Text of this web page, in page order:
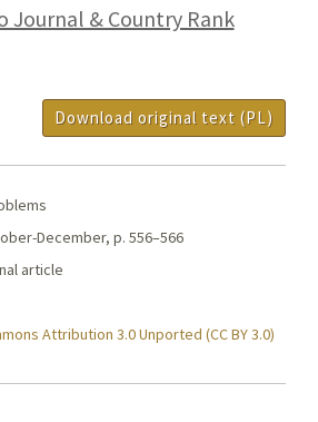
Download original text (PL)
December, p. 556–566
article
Attribution 3.0 Unported (CC BY 3.0)